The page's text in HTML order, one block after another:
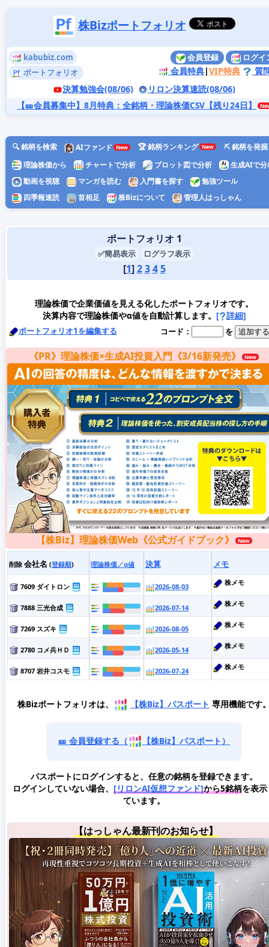
株Bizポートフォリオ
kabubiz.com
ポートフォリオ
会員登録 ログイ
会員特典|VIP特典
質
決算勉強会(08/06)
リロン決算速読(08/06)
【🎫会員募集中】8月特典 ：全銘柄・理論株価CSV【残り24日】
🔍 銘柄を検索 AIファンド 🏆 銘柄ランキング
⛏️ 銘柄を発掘
理論株価から
チャートで分析 プロット図で分析
生成AIで分
動画を視聴
マンガを読む 入門書を探す
勉強ツール
四季報速読
首相足 株Bizについて 管理人はっしゃん
ポートフォリオ 1
✅簡易表示 □グラフ表示
[1]2 3 4 5
理論株価で企業価値を見える化したポートフォリオです。
決算内容で理論株価やα値を自動計算します。 [ 詳細]
ポートフォリオ1を編集する コード： を
《PR》理論株価×生成AI投資入門《3/16新発売》
【株Biz】理論株価Web《公式ガイドブック》
削除 会社名 (登録順) 理論株価／α値 決算 メモ
7609 ダイトロン 2026-08-03 株メモ
7888 三光合成 2026-07-14 株メモ
7269 スズキ 2026-08-05 株メモ
2780 コメ兵ＨＤ 2026-05-14 株メモ
8707 岩井コスモ 2026-07-24 株メモ
株Bizポートフォリオは、 【株Biz】パスポート 専用機能です
🎫 会員登録する（ 【株Biz】パスポート）
パスポートにログインすると、任意の銘柄を登録できます。
ログインしていない場合、 [リロンAI仮想ファンド]から5銘柄を表
ています。
【はっしゃん最新刊のお知らせ】